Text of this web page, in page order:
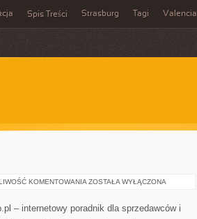
Spis Treści Strasburg Tagi Valencia
KOMENTOWANIA CATERING
ZOSTAŁA WYŁĄCZONA
– internetowy poradnik dla sprzedawców i